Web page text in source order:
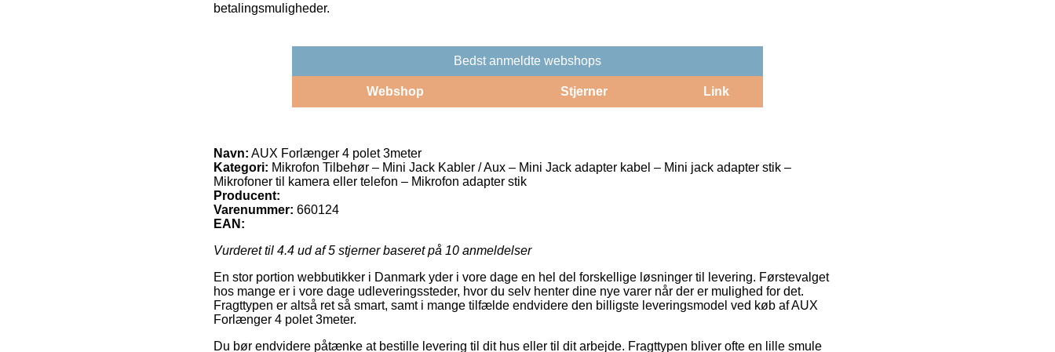
betalingsmuligheder.
Bedst anmeldte webshops
Webshop Stjerner Link
Navn: AUX Forlænger 4 polet 3meter
Kategori: Mikrofon Tilbehør – Mini Jack Kabler / Aux – Mini Jack adapter kabel – Mini jack adapter stik –
Mikrofoner til kamera eller telefon – Mikrofon adapter stik
Producent:
Varenummer: 660124
EAN:
Vurderet til 4.4 ud af 5 stjerner baseret på 10 anmeldelser
En stor portion webbutikker i Danmark yder i vore dage en hel del forskellige løsninger til levering. Førstevalget
hos mange er i vore dage udleveringssteder, hvor du selv henter dine nye varer når der er mulighed for det.
Fragttypen er altså ret så smart, samt i mange tilfælde endvidere den billigste leveringsmodel ved køb af AUX
Forlænger 4 polet 3meter.
Du bør endvidere påtænke at bestille levering til dit hus eller til dit arbejde. Fragttypen bliver ofte en lille smule